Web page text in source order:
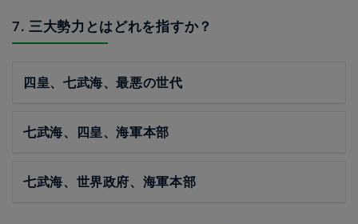
7. 三大勢力とはどれを指すか？
四皇、七武海、最悪の世代
七武海、四皇、海軍本部
七武海、世界政府、海軍本部